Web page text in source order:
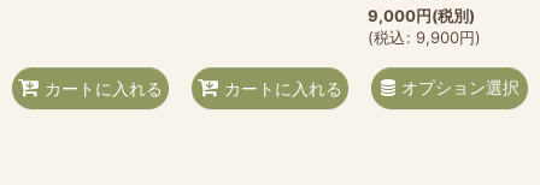
カートに入れる カートに入れる
9,000円(税別)
(税込: 9,900円)
オプション選択